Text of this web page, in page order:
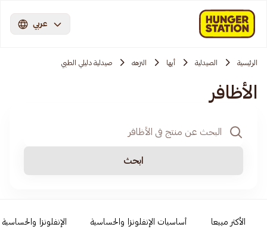
عربي
الرئيسية الصيدلية أبها النزهه صيدلية دليلي الطبي
الأظافر
ابحث
الأكثر مبيعا أساسيات الإنفلونزا والحساسية الإنفلونزا والحساسية